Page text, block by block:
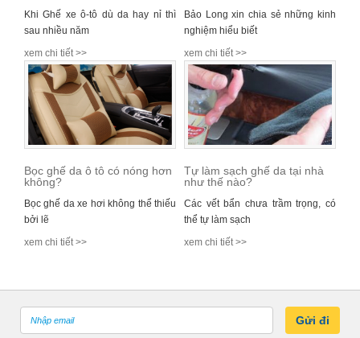
Khi Ghế xe ô-tô dù da hay nỉ thì
sau nhiều năm
xem chi tiết >>
Bảo Long xin chia sẻ những kinh
nghiệm hiểu biết
xem chi tiết >>
Bọc ghế da ô tô có nóng hơn
không?
Bọc ghế da xe hơi không thể thiếu
bởi lẽ
xem chi tiết >>
Tự làm sạch ghế da tại nhà
như thế nào?
Các vết bẩn chưa trầm trọng, có
thể tự làm sạch
xem chi tiết >>
Gửi đi